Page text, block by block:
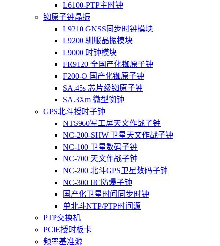
L6100-PTP主时钟
铷原子钟晶振
L9210 GNSS同步时钟模块
L9200 驯服晶振模块
L9000 时钟模块
FR9120 全国产化铷原子钟
F200-O 国产化铷原子钟
SA.45s 芯片级铷原子钟
SA.3Xm 微型铷钟
GPS北斗授时子钟
NTS960军工屏天文作战子钟
NC-200-SHW 卫星天文作战子钟
NC-100 卫星数码子钟
NC-700 天文作战子钟
NC-200 北斗GPS卫星数码子钟
NC-300 IIC防爆子钟
国产化卫星时间同步时钟
单北斗NTP/PTP时间源
PTP交换机
PCIE授时板卡
频率基准源